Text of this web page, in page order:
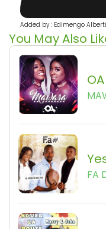
Added by : Edimengo
You May Also
OA
FA